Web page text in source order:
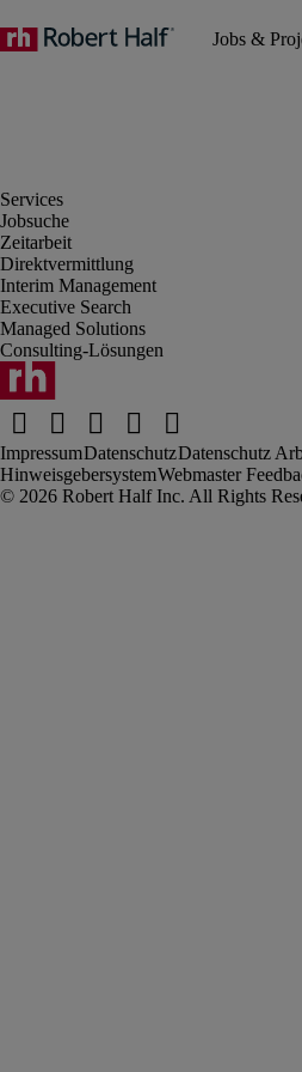
Jobsuche
Zeitarbeit
Direktvermittlung
Interim Management
Executive Search
Managed Solutions
Consulting-Lösungen
ImpressumDatenschutzDatenschutz
HinweisgebersystemWebmaster